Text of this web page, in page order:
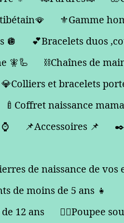
⚜️Gamme
🪩
💕Bracelets duos
🧚🦾
⛓️Chaînes de
💎Colliers et bracelets
🍼Coffret naissance
📌Accessoires 📌
de naissance de vos
de moins de 5 ans 👧
12 ans
🙇‍♂️Poupee